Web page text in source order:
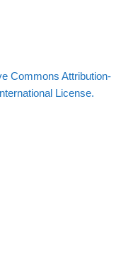
Commons Attribution-
License.